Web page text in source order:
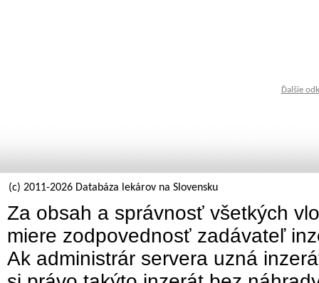
Ďalšie
(c) 2011-2026 Databáza lekárov na Slovensku
Za obsah a správnosť všetkých
miere zodpovednosť zadávateľ
Ak administrár servera uzná